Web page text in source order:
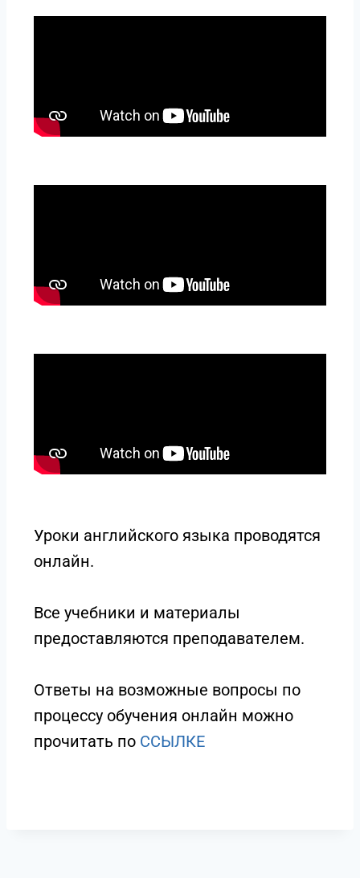
Уроки английского языка проводятся
онлайн.
Все учебники и материалы
предоставляются преподавателем.
Ответы на возможные вопросы по
процессу обучения онлайн можно
прочитать по ССЫЛКE